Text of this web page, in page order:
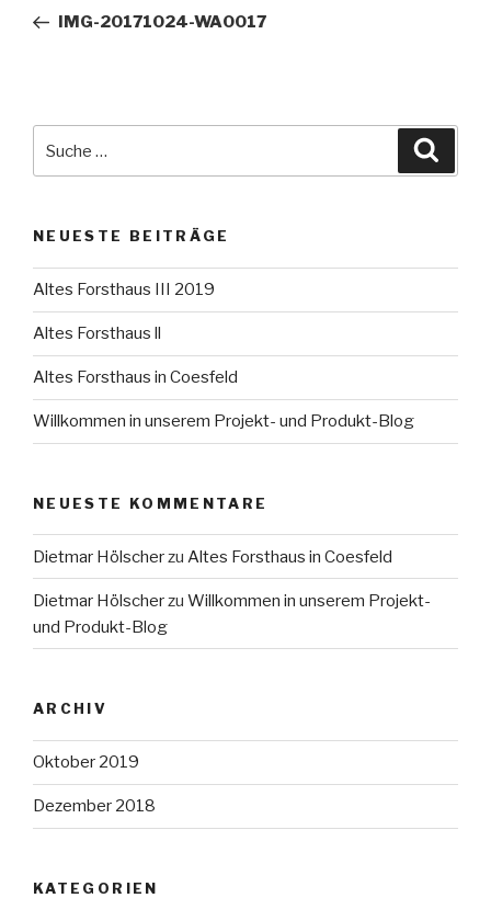
Beitrag
IMG-20171024-WA0017
NEUESTE BEITRÄGE
Altes Forsthaus III 2019
Altes Forsthaus ll
Altes Forsthaus in Coesfeld
Willkommen in unserem Projekt- und Produkt-Blog
NEUESTE KOMMENTARE
Dietmar Hölscherzu Altes Forsthaus in Coesfeld
Dietmar Hölscherzu Willkommen in unserem Projekt-
und Produkt-Blog
ARCHIV
Oktober 2019
Dezember 2018
KATEGORIEN